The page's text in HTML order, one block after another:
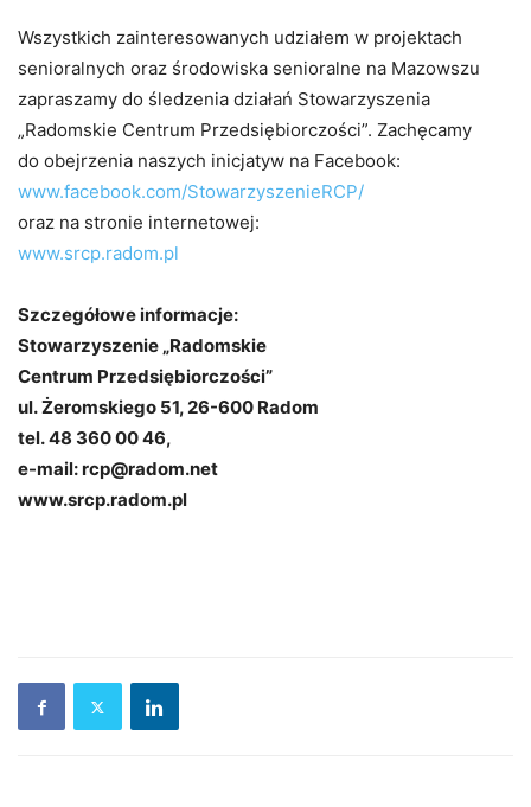
Wszystkich zainteresowanych udziałem w projektach
senioralnych oraz środowiska senioralne na Mazowszu
zapraszamy do śledzenia działań Stowarzyszenia
„Radomskie Centrum Przedsiębiorczości”. Zachęcamy
do obejrzenia naszych inicjatyw na Facebook:
www.facebook.com/StowarzyszenieRCP/
oraz na stronie internetowej:
www.srcp.radom.pl
Szczegółowe informacje:
Stowarzyszenie „Radomskie
Centrum Przedsiębiorczości”
ul. Żeromskiego 51, 26-600 Radom
tel. 48 360 00 46,
e-mail: rcp@radom.net
www.srcp.radom.pl